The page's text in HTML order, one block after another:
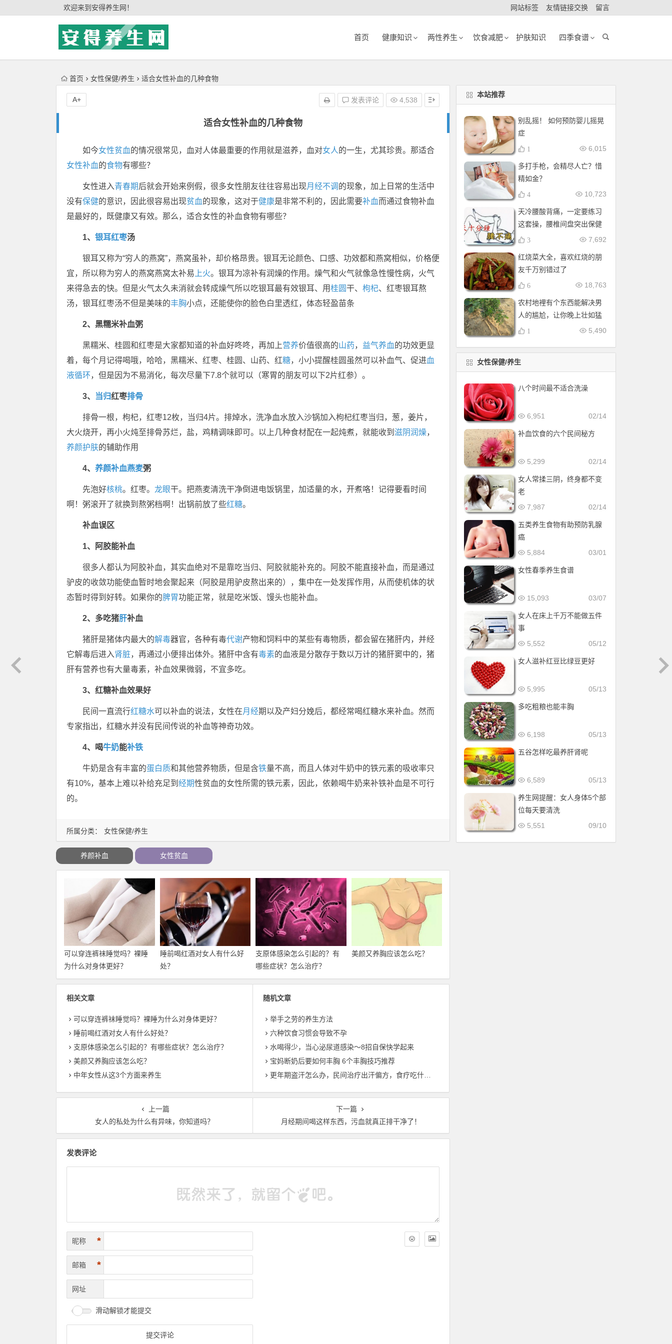
欢迎来到安得养生网！ 网站标签 友情链接交换 留言
首页 健康知识 两性养生 饮食减肥 护肤知识 四季食谱
首页 女性保健/养生 适合女性补血的几种食物
适合女性补血的几种食物
发表评论 4,538
A+
所属分类： 女性保健/养生
如今女性贫血的情况很常见，血对人体最重要的作用就是滋养，血对女人的一生，尤其珍贵。那适合
女性补血的食物有哪些？
女性进入青春期后就会开始来例假，很多女性朋友往往容易出现月经不调 的现象，加上日常的生活中
没有保健的意识，因此很容易出现贫血的现象，这对于健康是非常不利的，因此需要补血而通过食物补血
是最好的，既健康又有效。那么，适合女性的补血食物有哪些？
1、 银耳红枣汤
银耳又称为“穷人的燕窝”，燕窝虽补，却价格昂贵。银耳无论颜色、口感、功效都和燕窝相似，价格便
宜，所以称为穷人的燕窝燕窝太补易 上火。银耳为凉补有润燥的作用。燥气和火气就像急性慢性病，火气
来得急去的快。但是火气太久未消就会转成燥气所以吃银耳最有效银耳、用桂圆干、 枸杞、红枣银耳熬
汤，银耳红枣汤不但是美味的丰胸小点，还能使你的脸色白里透红，体态轻盈苗条
2、黑糯米补血粥
黑糯米、桂圆和红枣是大家都知道的补血好咚咚，再加上营养价值很高的山药， 益气养血的功效更显
着，每个月记得喝哦，哈哈，黑糯米、红枣、桂圆、山药、红糖，小小提醒桂圆虽然可以补血气、促进血
液循环，但是因为不易消化，每次尽量下7.8个就可以（寒胃的朋友可以下2片红参）。
3、 当归红枣排骨
排骨一根，枸杞，红枣12枚，当归4片。排焯水，洗净血水放入沙锅加入枸杞红枣当归，葱，姜片，
大火烧开，再小火炖至排骨苏烂，盐，鸡精调味即可。以上几种食材配在一起炖煮，就能收到 滋阴润燥，
养颜护肤的辅助作用
4、 养颜补血燕麦粥
先泡好核桃。红枣。 龙眼干。把燕麦清洗干净倒进电饭锅里，加适量的水，开煮咯！记得要看时间
啊！粥滚开了就换到熬粥档啊！出锅前放了些红糖。
补血误区
1、阿胶能补血
很多人都认为阿胶补血，其实血绝对不是靠吃当归、阿胶就能补充的。阿胶不能直接补血，而是通过
驴皮的收敛功能使血暂时地会聚起来（阿胶是用驴皮熬出来的），集中在一处发挥作用，从而使机体的状
态暂时得到好转。如果你的脾胃功能正常，就是吃米饭、馒头也能补血。
2、多吃猪肝补血
猪肝是猪体内最大的解毒器官，各种有毒代谢产物和饲料中的某些有毒物质，都会留在猪肝内，并经
它解毒后进入肾脏，再通过小便排出体外。猪肝中含有毒素的血液是分散存于数以万计的猪肝窦中的，猪
肝有营养也有大量毒素，补血效果微弱，不宜多吃。
3、红糖补血效果好
民间一直流行红糖水可以补血的说法，女性在月经期以及产妇分娩后，都经常喝红糖水来补血。然而
专家指出，红糖水并没有民间传说的补血等神奇功效。
4、喝牛奶能补铁
牛奶是含有丰富的蛋白质和其他营养物质，但是含铁量不高，而且人体对牛奶中的铁元素的吸收率只
有10%，基本上难以补给充足到 经期性贫血的女性所需的铁元素，因此，依赖喝牛奶来补铁补血是不可行
的。
养颜补血 女性贫血
可以穿连裤袜睡觉吗？裸睡
为什么对身体更好？
睡前喝红酒对女人有什么好
处？
支原体感染怎么引起的？有
哪些症状？怎么治疗？
美颜又养胸应该怎么吃？
相关文章
可以穿连裤袜睡觉吗？裸睡为什么对身体更好？
睡前喝红酒对女人有什么好处？
支原体感染怎么引起的？有哪些症状？怎么治疗？
美颜又养胸应该怎么吃？
中年女性从这3个方面来养生
随机文章
举手之劳的养生方法
六种饮食习惯会导致不孕
水喝得少，当心泌尿道感染～8招自保快学起来
宝妈断奶后要如何丰胸 6个丰胸技巧推荐
更年期盗汗怎么办，民间治疗出汗偏方，食疗吃什么好？
上一篇
女人的私处为什么有异味，你知道吗？
下一篇
月经期间喝这样东西，污血就真正排干净了！
发表评论
昵称 *
邮箱 *
网址
滑动解锁才能提交
本站推荐
别乱摇！ 如何预防婴儿摇晃
症
6,015
1
多打手枪，会精尽人亡？惜
精如金？
10,723
4
天冷腰酸背痛，一定要练习
这套操，腰椎间盘突出保健
操，全套收好！每天十分钟
7,692
3
红烧菜大全，喜欢红烧的朋
友千万别错过了
18,763
6
农村地裡有个东西能解决男
人的尴尬，让你晚上壮如猛
牛床受不了
5,490
1
女性保健/养生
八个时间最不适合洗澡
02/14
6,951
补血饮食的六个民间秘方
02/14
5,299
女人常揉三阴，终身都不变
老
02/14
7,987
五类养生食物有助预防乳腺
癌
03/01
5,884
女性春季养生食谱
03/07
15,093
女人在床上千万不能做五件
事
05/12
5,552
女人滋补红豆比绿豆更好
05/13
5,995
多吃粗粮也能丰胸
05/13
6,198
五谷怎样吃最养肝肾呢
05/13
6,589
养生网提醒：女人身体5个部
位每天要清洗
09/10
5,551